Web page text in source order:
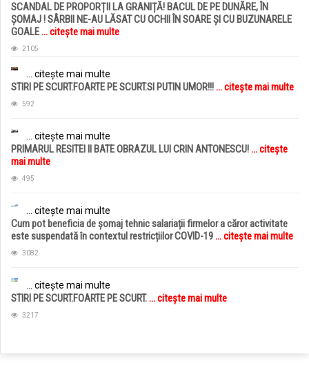
SCANDAL DE PROPORȚII LA GRANIȚĂ! BACUL DE PE DUNĂRE, ÎN
ȘOMAJ ! SÂRBII NE-AU LĂSAT CU OCHII ÎN SOARE ȘI CU BUZUNARELE
GOALE... citește mai multe
2105
... citește mai multe
STIRI PE SCURT.FOARTE PE SCURT.SI PUTIN UMOR!!!... citește mai multe
592
... citește mai multe
PRIMARUL RESITEI II BATE OBRAZUL LUI CRIN ANTONESCU!... citește
mai multe
495
... citește mai multe
Cum pot beneficia de șomaj tehnic salariații firmelor a căror activitate
este suspendată în contextul restricțiilor COVID-19... citește mai multe
3082
... citește mai multe
STIRI PE SCURT.FOARTE PE SCURT.... citește mai multe
3217